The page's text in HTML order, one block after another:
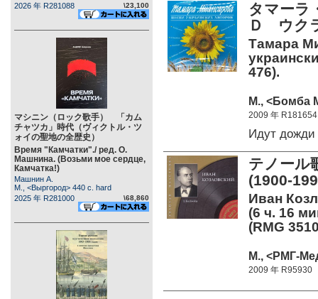
2026 年 R281088
\23,100
マシニン（ロック歌手） 「カム
チャツカ」時代（ヴィクトル・ツ
ォイの聖地の全歴史）
Время "Камчатки"./ ред. О.
Машнина. (Возьми мое сердце,
Камчатка!)
Машнин А.
М., <Выргород> 440 c. hard
2025 年 R281000
\68,860
タマーラ
Ｄ ウク
Тамара
476).
М., <Бомба
2009 年 R181654
Идут дожди
テノール
(1900-
Иван
(6 ч. 16
(RMG
М., <РМГ-
2009 年 R95930